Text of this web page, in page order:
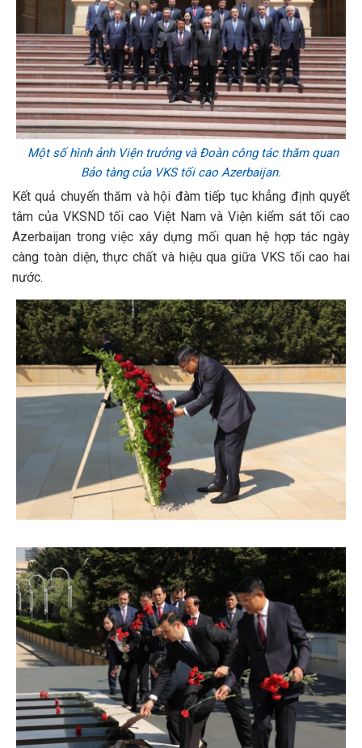
Một số hình ảnh Viện trưởng và Đoàn công tác thăm quan
Bảo tàng của VKS tối cao Azerbaijan.
Kết quả chuyến thăm và hội đàm tiếp tục khẳng định quyết
tâm của VKSND tối cao Việt Nam và Viện kiểm sát tối cao
Azerbaijan trong việc xây dựng mối quan hệ hợp tác ngày
càng toàn diện, thực chất và hiệu qua giữa VKS tối cao hai
nước.